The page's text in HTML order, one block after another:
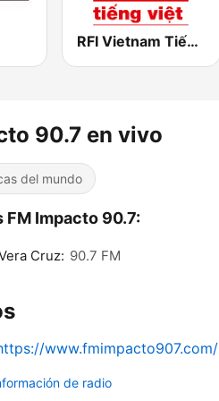
RFI Vietnam Tiếng Việt
90.7 en vivo
del mundo
FM Impacto 90.7:
Cruz: 90.7 FM
www.fmimpacto907.com/
de radio